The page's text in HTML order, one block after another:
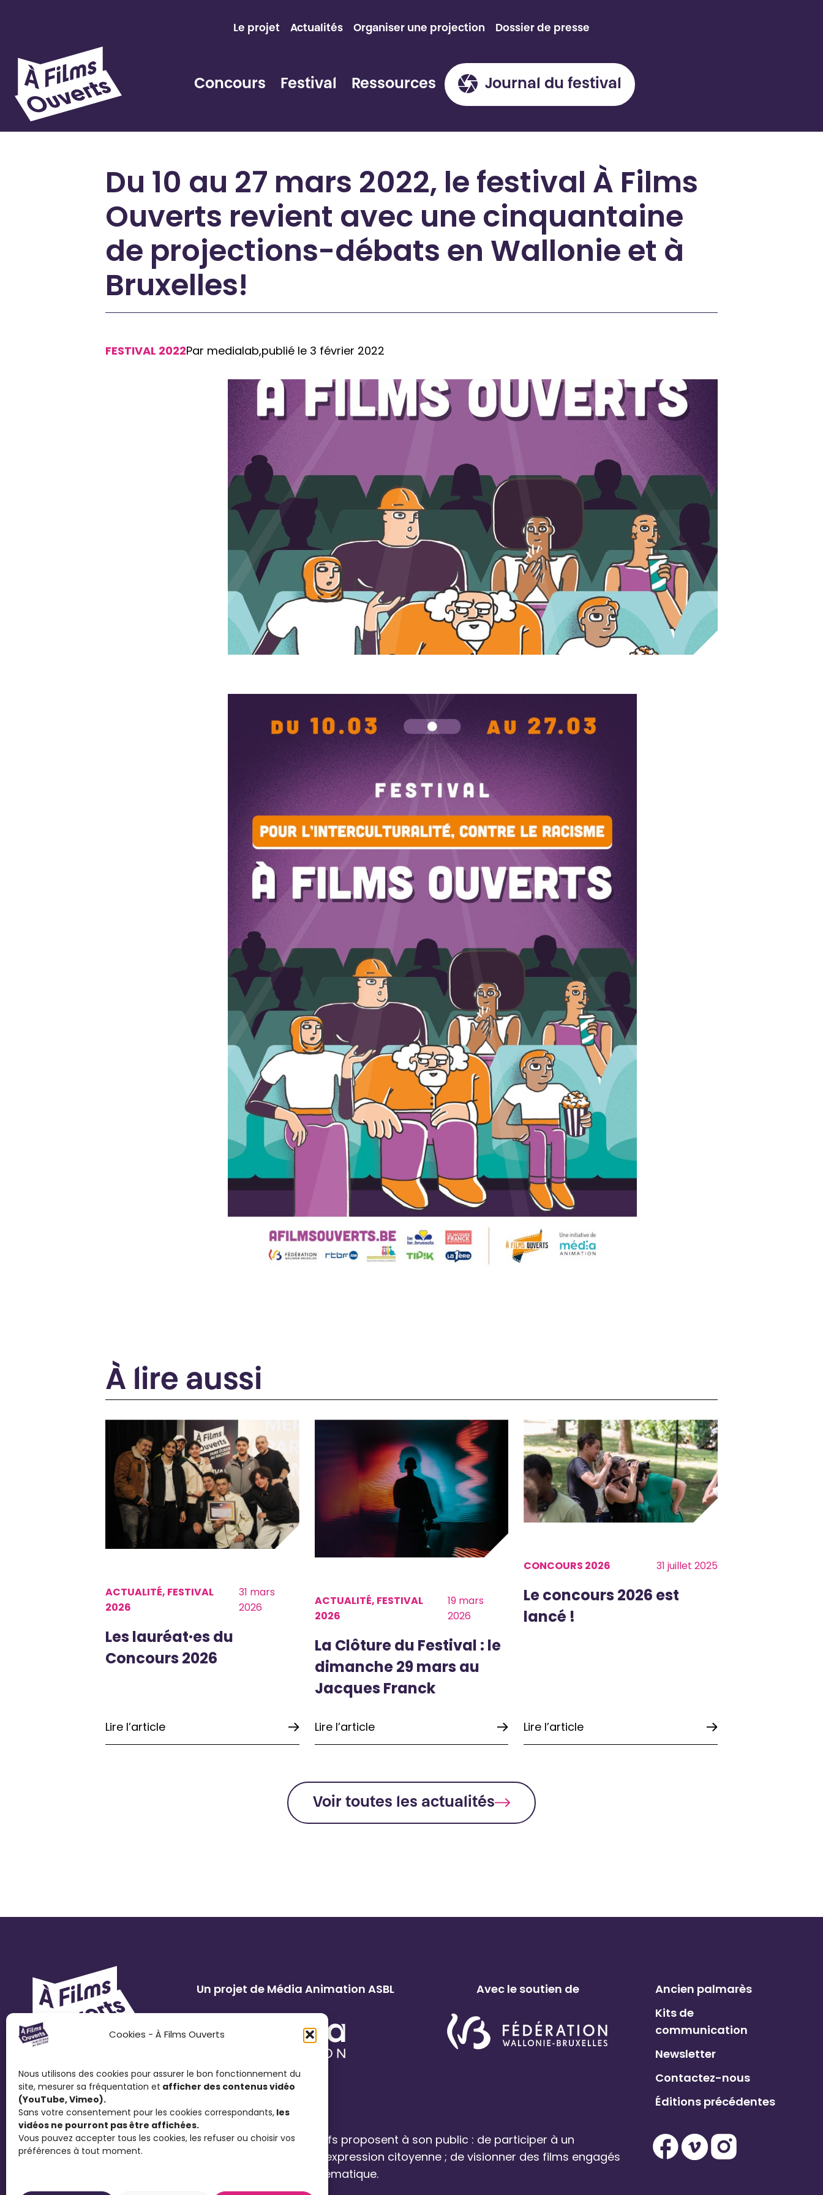
Cookies - À Films Ouverts
Nous utilisons des cookies pour assurer le bon fonctionnement du
site, mesurer sa fréquentation et afficher des contenus vidéo
(YouTube, Vimeo).
Sans votre consentement pour les cookies correspondants, les
vidéos ne pourront pas être affichées.
Vous pouvez accepter tous les cookies, les refuser ou choisir vos
préférences à tout moment.
Le projet Actualités Organiser une projection Dossier de presse
Concours Festival Ressources Journal du festival
Du 10 au 27 mars 2022, le festival À Films
Ouverts revient avec une cinquantaine
de projections-débats en Wallonie et à
Bruxelles!
FESTIVAL 2022Par medialab,publié le 3 février 2022
À lire aussi
ACTUALITÉ, FESTIVAL
2026
31 mars
2026
Les lauréat·es du
Concours 2026
Lire l’article
ACTUALITÉ, FESTIVAL
2026
19 mars
2026
La Clôture du Festival : le
dimanche 29 mars au
Jacques Franck
Lire l’article
CONCOURS 2026 31 juillet 2025
Le concours 2026 est
lancé !
Lire l’article
Voir toutes les actualités
Un projet de Média Animation ASBL Avec le soutien de
Ancien palmarès
Kits de
communication
Newsletter
Contactez-nous
Éditions précédentes
Le Festival À Films Ouverts et ses partenaires associatifs proposent à son public : de participer à un
Concours de Courts Métrages antiraciste favorisant l’expression citoyenne ; de visionner des films engagés
contre le racisme et d’ouvrir la discussion sur cette thématique.